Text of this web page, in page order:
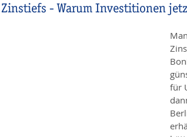
Zinstiefs - Warum Investitionen
für